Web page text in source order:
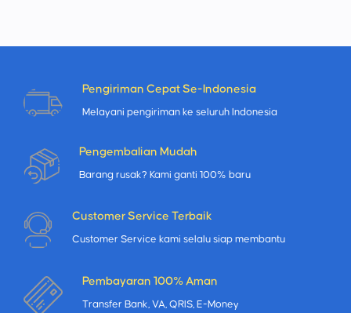
Pengiriman Cepat Se-Indonesia
Melayani pengiriman ke seluruh Indonesia
Pengembalian Mudah
Barang rusak? Kami ganti 100% baru
Customer Service Terbaik
Customer Service kami selalu siap membantu
Pembayaran 100% Aman
Transfer Bank, VA, QRIS, E-Money